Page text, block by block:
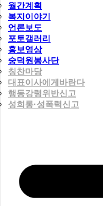
월간계획
복지이야기
언론보도
포토갤러리
홍보영상
숭덕원봉사단
칭찬마당
대표이사에게바란다
행동강령위반신고
성희롱·성폭력신고